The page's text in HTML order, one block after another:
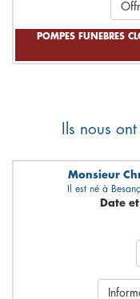
POMPES FUNEBRES
Ils nous
Monsieur
Il est né à
Date